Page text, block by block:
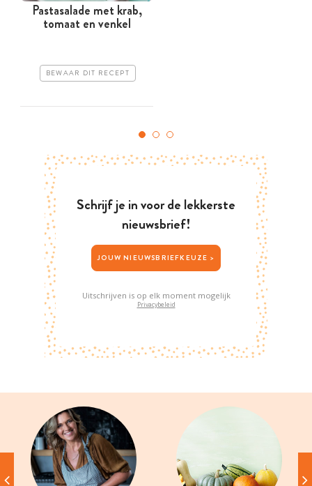
Pastasalade met krab,
tomaat en venkel
BEWAAR DIT RECEPT
Schrijf je in voor de lekkerste
nieuwsbrief!
JOUW NIEUWSBRIEFKEUZE >
Uitschrijven is op elk moment mogelijk
Privacybeleid